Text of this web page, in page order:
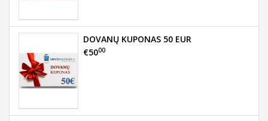
DOVANŲ KUPONAS 50 EUR
€5000